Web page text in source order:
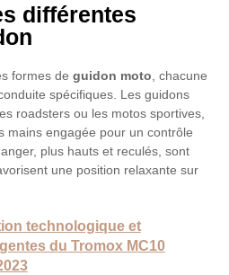
différentes
formes deguidon moto , chacune
spécifiques. Les guidons
roadsters ou les motos sportives,
mains engagée pour un contrôle
plus hauts et reculés, sont
une position relaxante sur
technologique et
du Tromox MC10